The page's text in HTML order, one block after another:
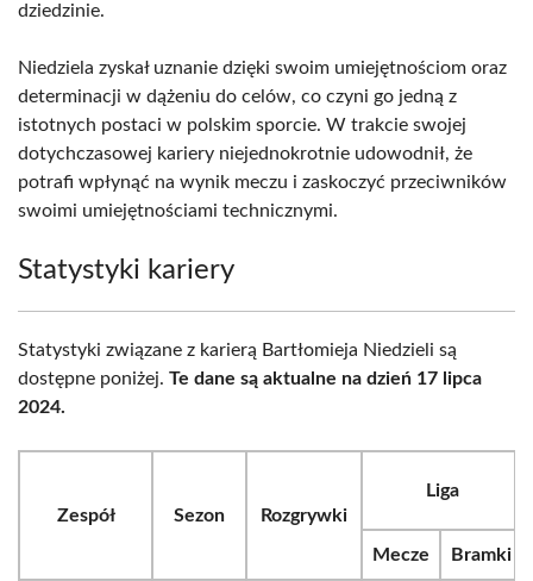
dziedzinie.
Niedziela zyskał uznanie dzięki swoim umiejętnościom oraz
determinacji w dążeniu do celów, co czyni go jedną z
istotnych postaci w polskim sporcie. W trakcie swojej
dotychczasowej kariery niejednokrotnie udowodnił, że
potrafi wpłynąć na wynik meczu i zaskoczyć przeciwników
swoimi umiejętnościami technicznymi.
Statystyki kariery
Statystyki związane z karierą Bartłomieja Niedzieli są
dostępne poniżej. Te dane są aktualne na dzień 17 lipca
2024.
Zespół Sezon Rozgrywki
Liga
Mecze Bramki